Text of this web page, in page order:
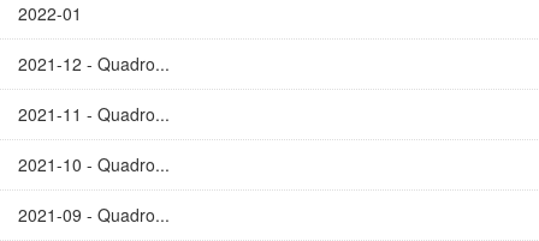
2022-01
2021-12 - Quadro...
2021-11 - Quadro...
2021-10 - Quadro...
2021-09 - Quadro...